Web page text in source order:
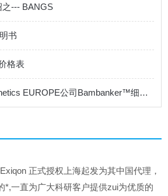
--- BANGS
书
格表
日本NIPPON Genetics EUROPE公司Bambanker™细胞冻存液产品手册
正式授权上海起发为其中国代理，
*,一直为广大科研客户提供zui为优质的